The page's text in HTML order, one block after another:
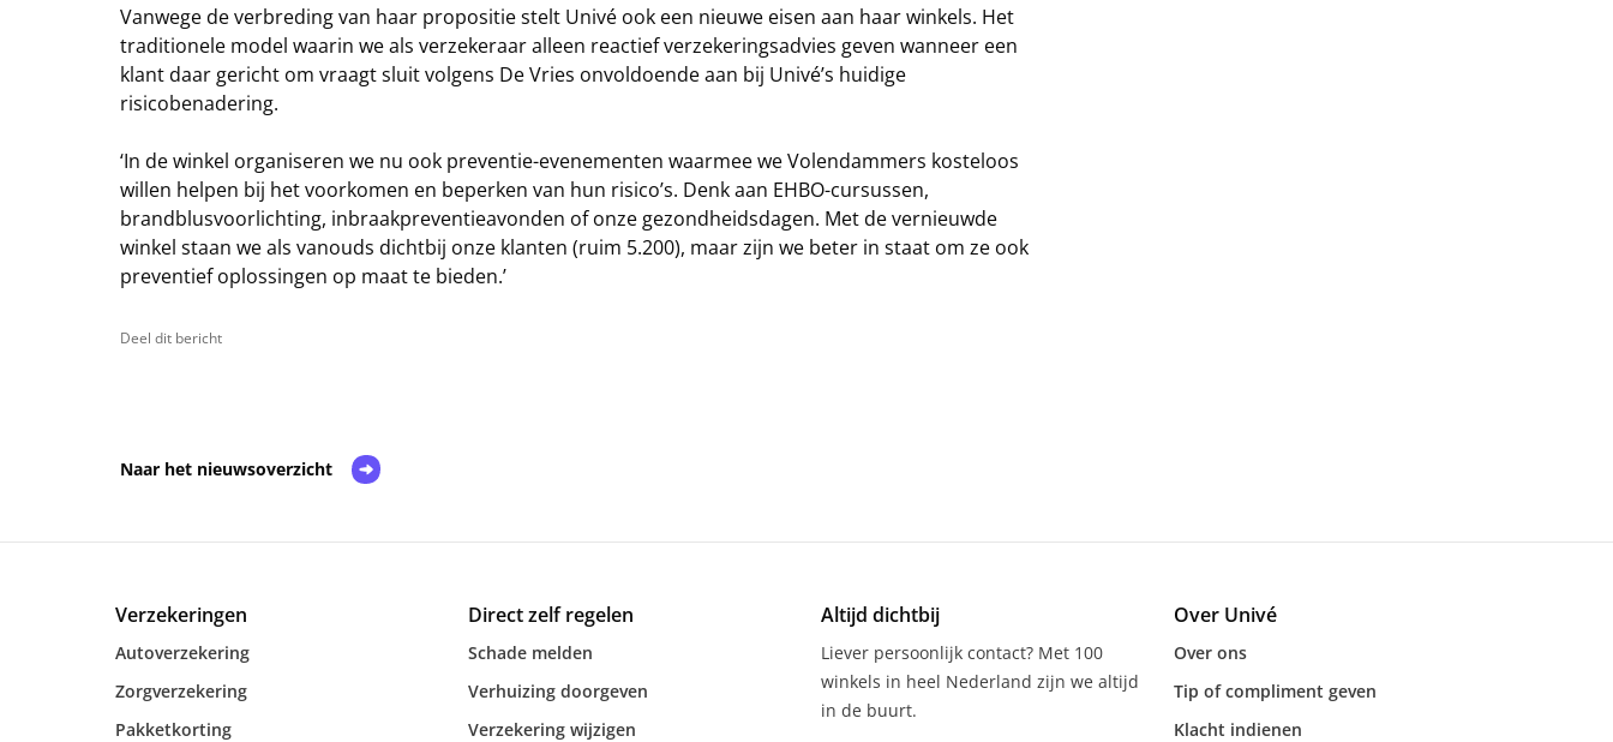
Vanwege de verbreding van haar propositie stelt Univé ook een nieuwe eisen aan haar winkels. Het
traditionele model waarin we als verzekeraar alleen reactief verzekeringsadvies geven wanneer een
klant daar gericht om vraagt sluit volgens De Vries onvoldoende aan bij Univé’s huidige
risicobenadering.
‘In de winkel organiseren we nu ook preventie-evenementen waarmee we Volendammers kosteloos
willen helpen bij het voorkomen en beperken van hun risico’s. Denk aan EHBO-cursussen,
brandblusvoorlichting, inbraakpreventieavonden of onze gezondheidsdagen. Met de vernieuwde
winkel staan we als vanouds dichtbij onze klanten (ruim 5.200), maar zijn we beter in staat om ze ook
preventief oplossingen op maat te bieden.’
Deel dit bericht
Naar het nieuwsoverzicht
Verzekeringen
Autoverzekering
Zorgverzekering
Pakketkorting
Direct zelf regelen
Schade melden
Verhuizing doorgeven
Verzekering wijzigen
Altijd dichtbij
Liever persoonlijk contact? Met 100
winkels in heel Nederland zijn we altijd
in de buurt.
Over Univé
Over ons
Tip of compliment geven
Klacht indienen